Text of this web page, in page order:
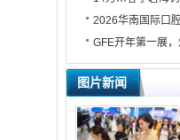
2026华南国际口
GFE开年第一展，
图片新闻